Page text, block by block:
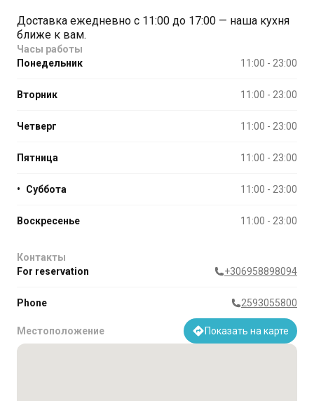
Доставка ежедневно с 11:00 до 17:00 — наша кухня
ближе к вам.
Часы работы
Понедельник
11:00 - 23:00
Вторник 11:00 - 23:00
Четверг 11:00 - 23:00
Пятница 11:00 - 23:00
• Суббота 11:00 - 23:00
Воскресенье 11:00 - 23:00
Контакты
For reservation
+306958898094
Phone 2593055800
Местоположение Показать на карте